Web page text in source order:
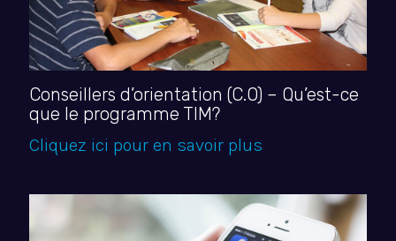
Conseillers d’orientation (C.O) – Qu’est-ce
que le programme TIM?
Cliquez ici pour en savoir plus